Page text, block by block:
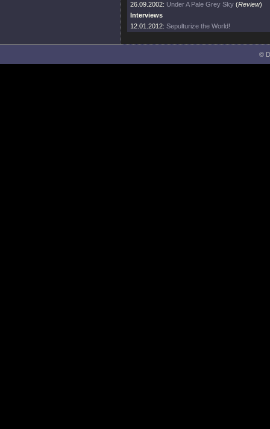
26.09.2002: Under A Pale Grey Sky (Review)
Interviews
12.01.2012: Sepulturize the World!
©